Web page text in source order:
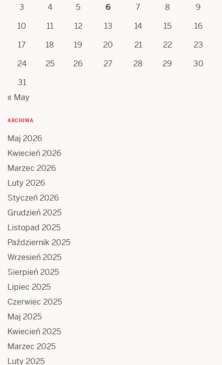
3
4 5 6 7 8
9
10
11 12 13 14 15
16
17
18 19 20 21 22
23
24
25 26 27 28 29
30
31
« May
ARCHIWA
Maj 2026
Kwiecień 2026
Marzec 2026
Luty 2026
Styczeń 2026
Grudzień 2025
Listopad 2025
Październik 2025
Wrzesień 2025
Sierpień 2025
Lipiec 2025
Czerwiec 2025
Maj 2025
Kwiecień 2025
Marzec 2025
Luty 2025